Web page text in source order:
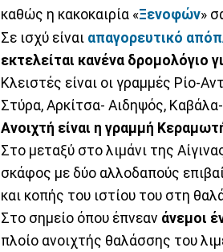
καθώς η κακοκαιρία «Ξενοφών»
Σε ισχύ είναι απαγορευτικό
εκτελείται κανένα δρομολόγιο
Κλειστές είναι οι γραμμές Ρίο-
Στύρα, Αρκίτσα- Αιδηψός,
Ανοιχτή είναι η γραμμή
Στο μεταξύ στο λιμάνι της
σκάφος με δύο αλλοδαπούς
και κοπής του ιστίου του στη
Στο σημείο όπου έπνεαν άνεμοι
πλοίο ανοιχτής θαλάσσης του